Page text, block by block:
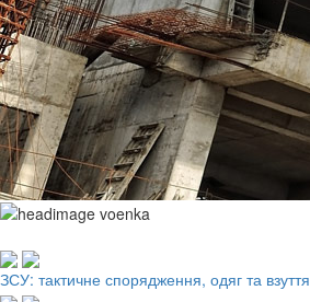
ЗСУ: тактичне спорядження, одяг та взуття